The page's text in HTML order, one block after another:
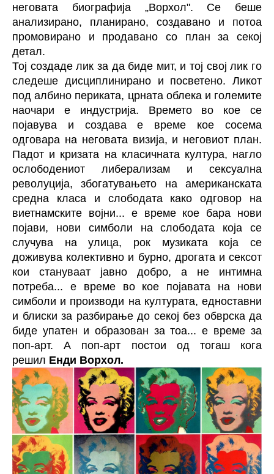
неговата биографија „Ворхол". Се беше
анализирано, планирано, создавано и потоа
промовирано и продавано со план за секој
детал.
Тој создаде лик за да биде мит, и тој свој лик го
следеше дисциплинирано и посветено. Ликот
под албино периката, црната облека и големите
наочари е индустрија. Времето во кое се
појавува и создава е време кое сосема
одговара на неговата визија, и неговиот план.
Падот и кризата на класичната култура, нагло
ослободениот либерализам и сексуална
револуција, збогатувањето на американската
средна класа и слободата како одговор на
виетнамските војни... е време кое бара нови
појави, нови симболи на слободата која се
случува на улица, рок музиката која се
доживува колективно и бурно, дрогата и сексот
кои стануваат јавно добро, а не интимна
потреба... е време во кое појавата на нови
симболи и производи на културата, едноставни
и блиски за разбирање до секој без обврска да
биде упатен и образован за тоа... е време за
поп-арт. А поп-арт постои од тогаш кога
решил Енди Ворхол.